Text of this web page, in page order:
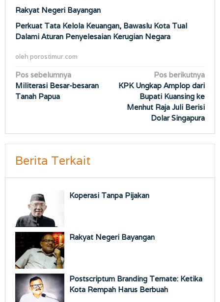
Rakyat Negeri Bayangan
Perkuat Tata Kelola Keuangan, Bawaslu Kota Tual
Dalami Aturan Penyelesaian Kerugian Negara
oleh porostimur.com
Navigasi
pos
Pos sebelumnya
Militerasi Besar-besaran
Tanah Papua
Pos berikutnya
KPK Ungkap Amplop dari
Bupati Kuansing ke
Menhut Raja Juli Berisi
Dolar Singapura
Berita Terkait
Koperasi Tanpa Pijakan
Rakyat Negeri Bayangan
Postscriptum Branding Ternate: Ketika
Kota Rempah Harus Berbuah